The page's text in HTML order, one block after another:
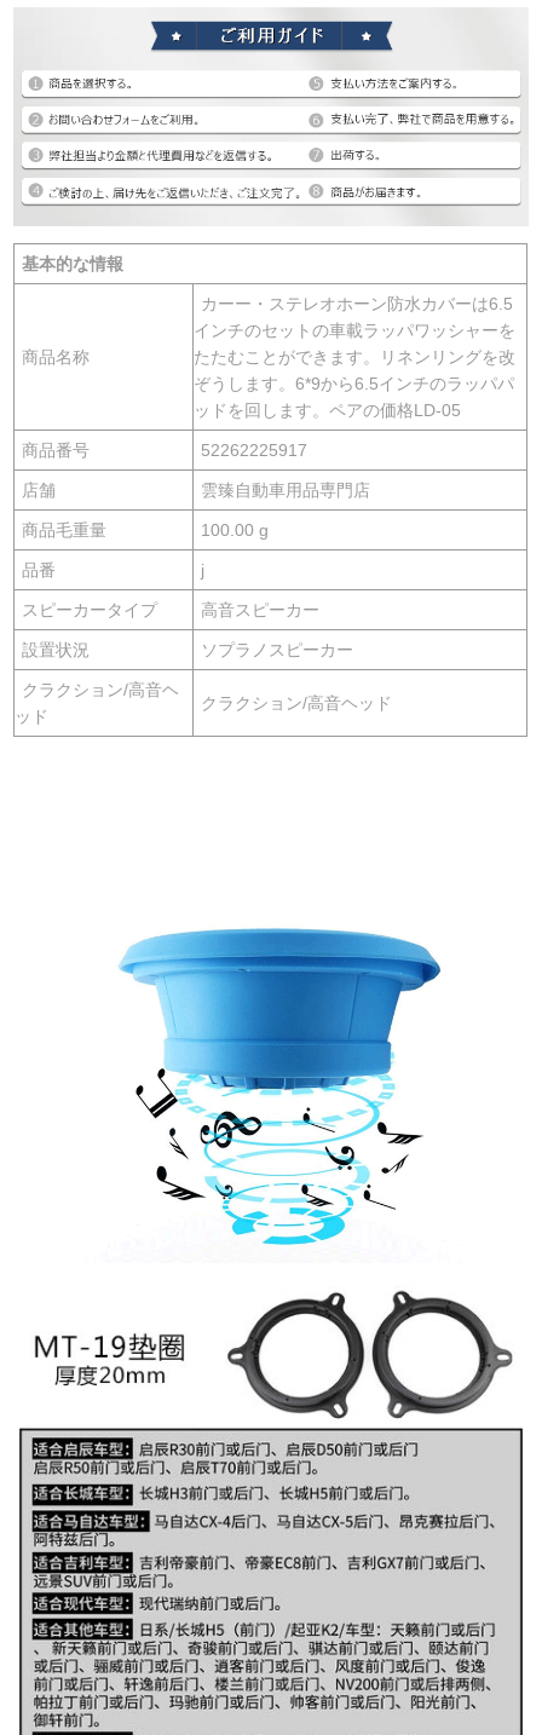
基本的な情報
商品名称
カーー・ステレオホーン防水カバーは6.5
インチのセットの車載ラッパワッシャーを
たたむことができます。リネンリングを改
ぞうします。6*9から6.5インチのラッパパ
ッドを回します。ペアの価格LD-05
商品番号 52262225917
店舗 雲臻自動車用品専門店
商品毛重量 100.00 g
品番 j
スピーカータイプ 高音スピーカー
設置状況 ソプラノスピーカー
クラクション/高音ヘ
ッド
クラクション/高音ヘッド